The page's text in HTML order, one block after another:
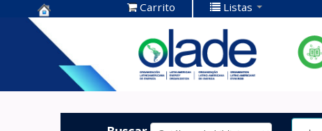
Centro de
Documentación
OLADE -
Carrito Listas